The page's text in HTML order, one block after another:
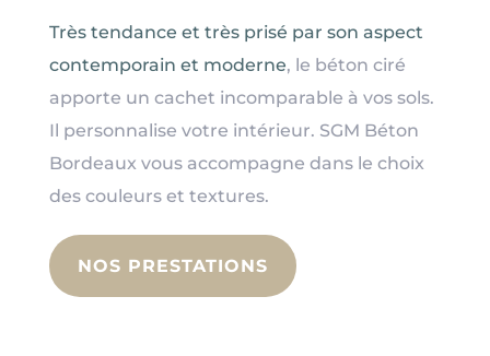
Très tendance et très prisé par son aspect
contemporain et moderne, le béton ciré
apporte un cachet incomparable à vos sols.
Il personnalise votre intérieur. SGM Béton
Bordeaux vous accompagne dans le choix
des couleurs et textures.
NOS PRESTATIONS